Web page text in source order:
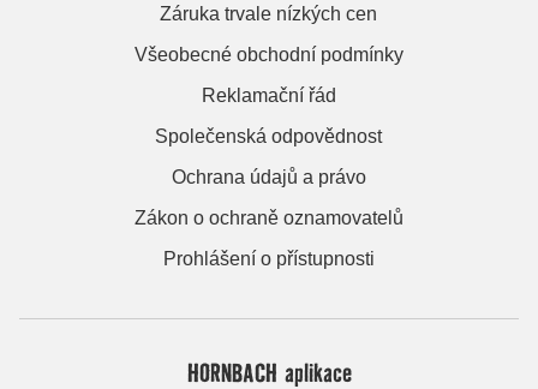
Záruka trvale nízkých cen
Všeobecné obchodní podmínky
Reklamační řád
Společenská odpovědnost
Ochrana údajů a právo
Zákon o ochraně oznamovatelů
Prohlášení o přístupnosti
HORNBACH aplikace